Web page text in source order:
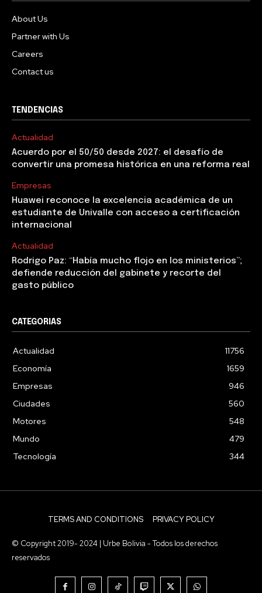
About Us
Partner with Us
Careers
Contact us
TENDENCIAS
Actualidad
Acuerdo por el 50/50 desde 2027: el desafío de
convertir una promesa histórica en una reforma real
Empresas
Huawei reconoce la excelencia académica de un
estudiante de Univalle con acceso a certificación
internacional
Actualidad
Rodrigo Paz: “Había mucho flojo en los ministerios”;
defiende reducción del gabinete y recorte del
gasto público
CATEGORIAS
Actualidad
11756
Economía
1659
Empresas
946
Ciudades
560
Motores
548
Mundo
479
Tecnología
344
TERMS AND CONDITIONS PRIVACY POLICY
© Copyright 2019- 2024 | Urbe Bolivia - Todos los derechos
reservados